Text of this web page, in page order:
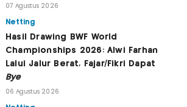
07 Agustus 2026
Netting
Hasil Drawing BWF World
Championships 2026: Alwi Farhan
Lalui Jalur Berat, Fajar/Fikri Dapat
Bye
06 Agustus 2026